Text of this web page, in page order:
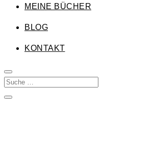
MEINE BÜCHER
BLOG
KONTAKT